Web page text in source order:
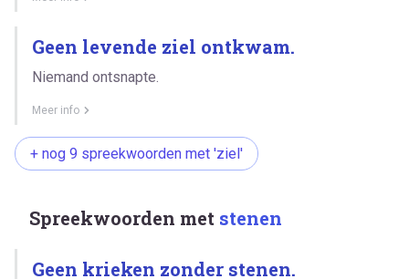
Geen levende ziel ontkwam.
Niemand ontsnapte.
Meer info
+ nog 9 spreekwoorden met 'ziel'
Spreekwoorden met stenen
Geen krieken zonder stenen.